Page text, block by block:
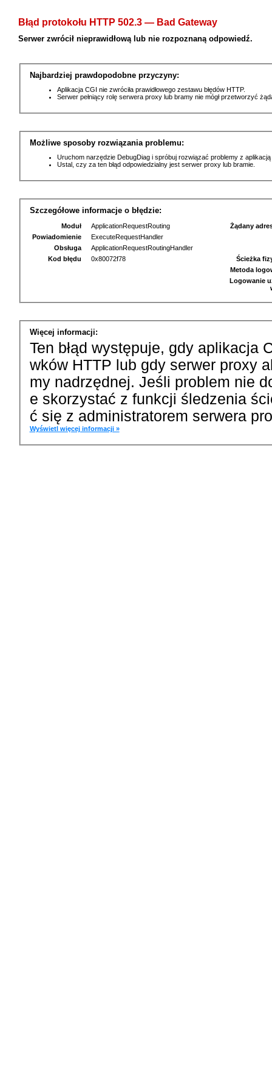
Błąd protokołu HTTP 502.3 — Bad Gateway
Serwer zwrócił nieprawidłową lub nie rozpoznaną odpowiedź.
Najbardziej prawdopodobne przyczyny:
Aplikacja CGI nie zwróciła prawidłowego zestawu błędów HTTP.
Serwer pełniący rolę serwera proxy lub bramy nie mógł przetworzyć
Możliwe sposoby rozwiązania problemu:
Uruchom narzędzie DebugDiag i spróbuj rozwiązać problemy z
Ustal, czy za ten błąd odpowiedzialny jest serwer proxy lub bramie.
Szczegółowe informacje o błędzie:
Moduł
ApplicationRequestRouting
Powiadomienie
ExecuteRequestHandler
Obsługa
ApplicationRequestRoutingHandler
Kod błędu
0x80072f78
Żądany
Ścieżka
Metoda
Logowanie
Więcej informacji:
Ten błąd występuje, gdy aplikacja
wków HTTP lub gdy serwer proxy
my nadrzędnej. Jeśli problem nie
e skorzystać z funkcji śledzenia
ć się z administratorem serwera
Wyświetl więcej informacji »